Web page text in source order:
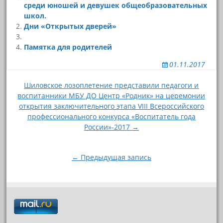
среди юношей и девушек общеобразовательных
школ.
Дни «Открытых дверей»
Памятка для родителей
01.11.2017
Навигация
по
записям
Шиловское лозоплетение представили педагоги и
воспитанники МБУ ДО Центр «Родник» на церемонии
открытия заключительного этапа VIII Всероссийского
профессионального конкурса «Воспитатель года
России»-2017 →
← Предыдущая запись